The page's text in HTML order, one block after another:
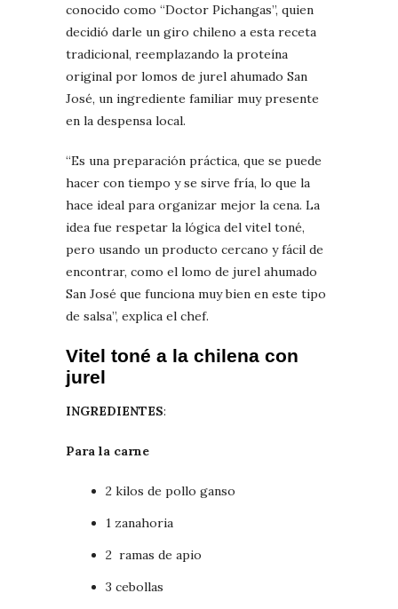
conocido como “Doctor Pichangas”, quien
decidió darle un giro chileno a esta receta
tradicional, reemplazando la proteína
original por lomos de jurel ahumado San
José, un ingrediente familiar muy presente
en la despensa local.
“Es una preparación práctica, que se puede
hacer con tiempo y se sirve fría, lo que la
hace ideal para organizar mejor la cena. La
idea fue respetar la lógica del vitel toné,
pero usando un producto cercano y fácil de
encontrar, como el lomo de jurel ahumado
San José que funciona muy bien en este tipo
de salsa”, explica el chef.
Vitel toné a la chilena con
jurel
INGREDIENTES:
Para la carne
2 kilos de pollo ganso
1 zanahoria
2 ramas de apio
3 cebollas